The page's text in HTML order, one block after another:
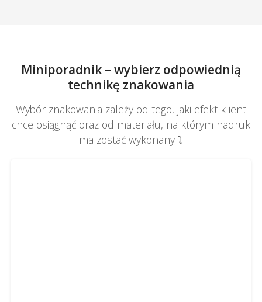
Miniporadnik – wybierz odpowiednią
technikę znakowania
Wybór znakowania zależy od tego, jaki efekt klient
chce osiągnąć oraz od materiału, na którym nadruk
ma zostać wykonany ⤵